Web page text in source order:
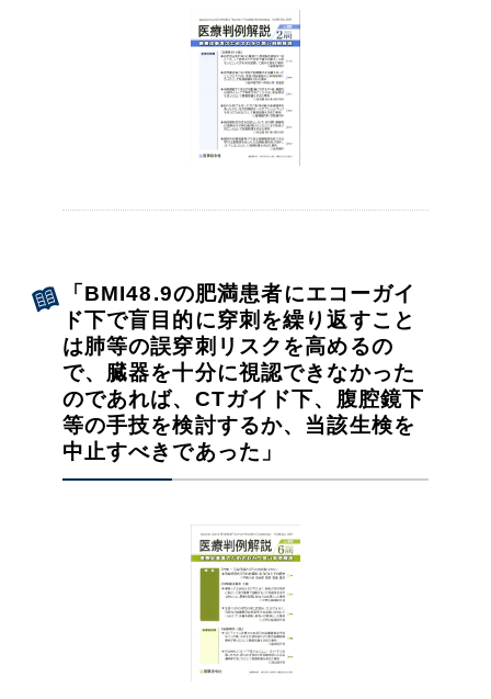
「BMI48.9の肥満患者にエコーガイ
ド下で盲目的に穿刺を繰り返すこと
は肺等の誤穿刺リスクを高めるの
で、臓器を十分に視認できなかった
のであれば、CTガイド下、腹腔鏡下
等の手技を検討するか、当該生検を
中止すべきであった」